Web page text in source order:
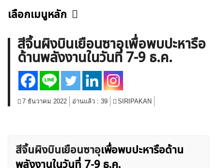
ค้นหา
สำหรับ:
เลือกเมนูหลัก
ข่าวฟอเร็กซ์และสกุลเงิน คริปโตเคอร์เรนซี
ฟรีซิกแนล รายวัน
บทวิเคราะห์
เศรษฐกิจทั่วไป ดัชนี-หุ้น
พันธบัตร
สินค้าโภคภัณฑ์
โบรกเกอร์ FX
โปรโมชั่น Forex
กองทุน Forex
ฟรี EA
สีจิ้นผิงบินเยือนซาอุเพื่อพบปะหารือ
ด้านพลังงานในวันที่ 7-9 ธ.ค.
7 ธันวาคม 2022 อ่านแล้ว : 39 SIRIPAKAN
สีจิ้นผิงบินเยือนซาอุเพื่อพบปะหารือด้าน